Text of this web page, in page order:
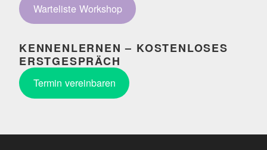
Warteliste Workshop
KENNENLERNEN – KOSTENLOSES
ERSTGESPRÄCH
Termin vereinbaren